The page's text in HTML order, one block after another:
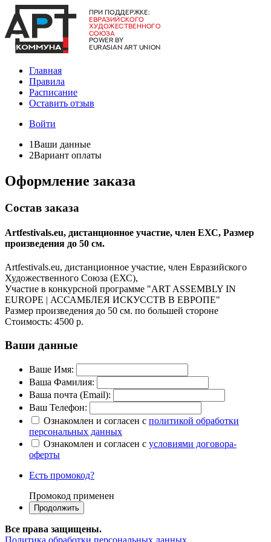
Главная
Правила
Расписание
Оставить отзыв
Войти
1Ваши данные
2Вариант оплаты
Оформление заказа
Состав заказа
Artfestivals.eu, дистанционное участие, член ЕХС, Размер
произведения до 50 см.
Artfestivals.eu, дистанционное участие, член Евразийского
Художественного Союза (ЕХС),
Участие в конкурсной программе "ART ASSEMBLY IN
EUROPE | АССАМБЛЕЯ ИСКУССТВ В ЕВРОПЕ"
Размер произведения до 50 см. по большей стороне
Стоимость: 4500 р.
Ваши данные
Ваше Имя:
Ваша Фамилия:
Ваша почта (Email):
Ваш Телефон:
Ознакомлен и согласен с политикой обработки
персональных данных
Ознакомлен и согласен с условиями договора-
оферты
Есть промокод?
Промокод применен
Все права защищены.
Политика обработки персональных данных